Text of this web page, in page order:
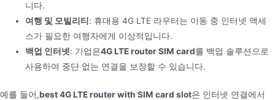
니다.
여행 및 모빌리티 : 휴대용 4G LTE 라우터는 이동 중 인터넷 액세
스가 필요한 여행자에게 이상적입니다.
백업 인터넷: 기업은4G LTE router SIM card를 백업 솔루션으로
사용하여 중단 없는 연결을 보장할 수 있습니다.
예를 들어,best 4G LTE router with SIM card slot은 인터넷 연결에서